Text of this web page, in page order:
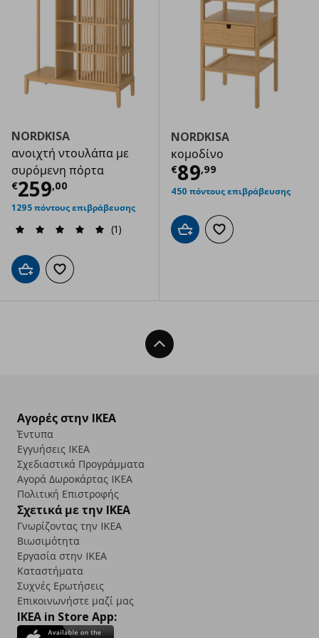
NORDKISA
ανοιχτή ντουλάπα με
συρόμενη πόρτα
€259,00
Τρέχουσα τιμή € 259,00
1295 πόντους επιβράβευσης
(1)
Προσθήκη στο καλάθι
Προσθήκη στα αγαπημένα
NORDKISA
κομοδίνο
€89,99
Τρέχουσα
450 πόντους επιβράβευσης
Προσθήκη στο καλάθι
Προσθήκη στα
Back To Top
Αγορές στην IKEA
Έντυπα
Εγγυήσεις IKEA
Σχεδιαστικά Προγράμματα
Αγορά Δωρoκάρτας IKEA
Πολιτική Επιστροφής
Σχετικά με την IKEA
Γνωρίζοντας την IKEA
Βιωσιμότητα
Εργασία στην IKEA
Καταστήματα
Συχνές Ερωτήσεις
Επικοινωνήστε μαζί μας
IKEA in Store App: